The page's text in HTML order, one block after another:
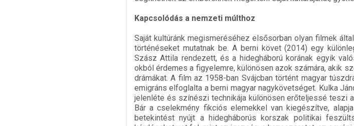
Kapcsolódás a nemzeti múlthoz
Saját kultúránk megismeréséhez elsősorban olyan filmek
történéseket mutatnak be. A berni követ (2014) egy
Szász Attila rendezett, és a hidegháború korának egyik
okból érdemes a figyelemre, különösen azok számára, akik
drámákat. A film az 1958-ban Svájcban történt magyar
emigráns elfoglalta a berni magyar nagykövetséget. Kulka
jelenléte és színészi technikája különösen erőteljessé teszi
Bár a cselekmény fikciós elemekkel van kiegészítve,
betekintést nyújt a hidegháborús korszak politikai